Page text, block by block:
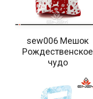
sew006 Мешок
Рождественское
чудо